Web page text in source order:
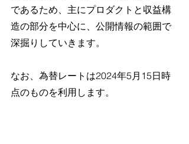
であるため、主にプロダクトと収益構
造の部分を中心に、公開情報の範囲で
深掘りしていきます。
なお、為替レートは2024年5月15日時
点のものを利用します。